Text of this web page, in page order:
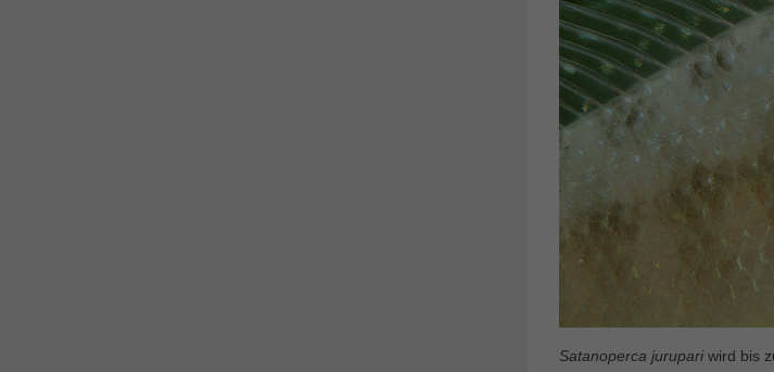
Satanoperca jurupariwird bis